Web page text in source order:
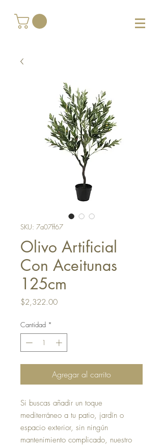
SKU: 7a07ff67
Olivo Artificial
Con Aceitunas
125cm
$2,322.00Precio
Cantidad *
Agregar al carrito
Si buscas añadir un toque
mediterráneo a tu patio, jardín o
espacio exterior, sin ningún
mantenimiento complicado, nuestro